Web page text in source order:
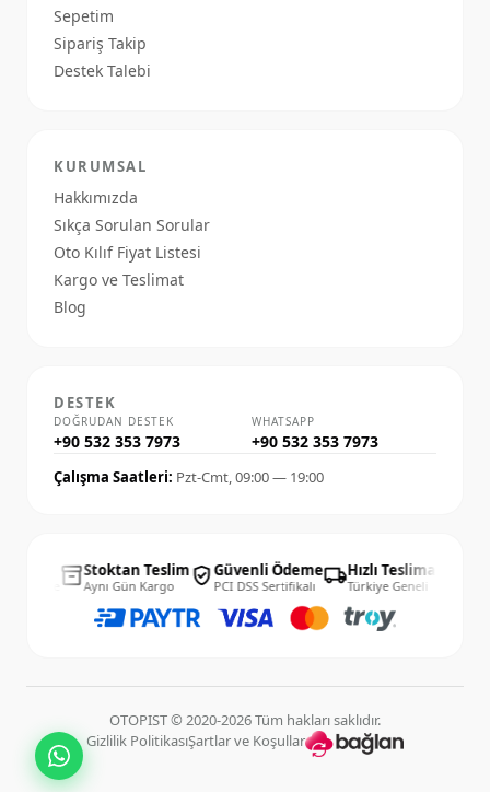
Sepetim
Sipariş Takip
Destek Talebi
KURUMSAL
Hakkımızda
Sıkça Sorulan Sorular
Oto Kılıf Fiyat Listesi
Kargo ve Teslimat
Blog
DESTEK
DOĞRUDAN DESTEK
+90 532 353 7973
WHATSAPP
+90 532 353 7973
Çalışma Saatleri: Pzt-Cmt, 09:00 — 19:00
inventory_2Stoktan Teslim
Aynı Gün Kargo verified_userGüvenli Ödeme
PCI DSS Sertifikalı local_shippingHızlı Teslimat
Türkiye Geneli
OTOPIST © 2020-2026 Tüm hakları saklıdır.
Gizlilik PolitikasıŞartlar ve Koşullar